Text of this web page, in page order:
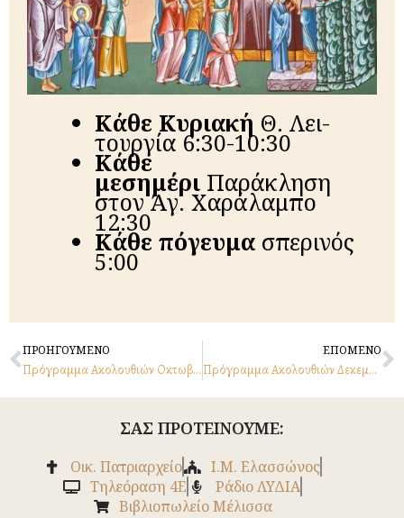
Κά­θε Κυ­ρια­κή Θ. Λει­
τουρ­γί­α 6:30-10:30
Κάθε
μεσημέρι Παράκληση
στον Άγ. Χαράλαμπο
12:30
Κά­θε ἀ­πό­γευ­μα Ἑ­σπε­ρι­νός
5:00
Prev
ΠΡΟΗΓΟΥΜΕΝΟ
Πρόγραμμα Ακολουθιών Οκτωβρίου 2024
ΕΠΟΜΕΝΟ
Πρόγραμμα Ακολουθιών Δεκεμβρίου 2024
ΣΑΣ ΠΡΟΤΕΙΝΟΥΜΕ:
Οικ. Πατριαρχείο
Ι.Μ. Ελασσώνος
Tηλεόραση 4Ε
Ράδιο ΛΥΔΙΑ
Βιβλιοπωλείο Μέλισσα